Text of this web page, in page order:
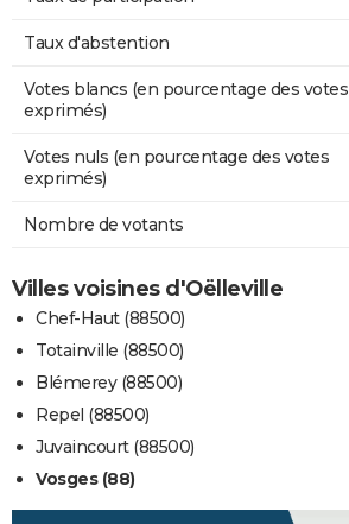
Taux d'abstention
Votes blancs (en pourcentage des votes
exprimés)
Votes nuls (en pourcentage des votes
exprimés)
Nombre de votants
Villes voisines d'Oëlleville
Chef-Haut (88500)
Totainville (88500)
Blémerey (88500)
Repel (88500)
Juvaincourt (88500)
Vosges (88)